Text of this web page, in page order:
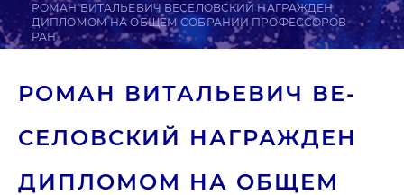
РОМАН ВИТАЛЬЕВИЧ ВЕСЕЛОВСКИЙ НАГРАЖДЕН
ДИПЛОМОМ НА ОБЩЕМ СОБРАНИИ ПРОФЕССОРОВ
РАН
РОМАН ВИ­ТАЛЬ­ЕВИЧ ВЕ­
СЕЛОВ­СКИЙ НАГ­РАЖДЕН
ДИП­ЛО­МОМ НА ОБЩЕМ